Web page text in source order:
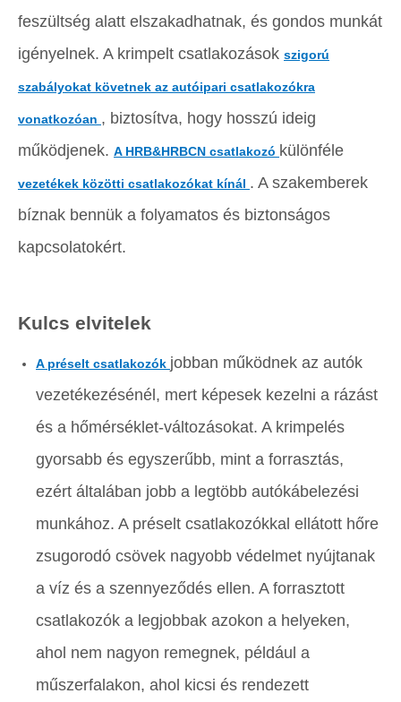
feszültség alatt elszakadhatnak, és gondos munkát
igényelnek. A krimpelt csatlakozások szigorú
szabályokat követnek az autóipari csatlakozókra
vonatkozóan , biztosítva, hogy hosszú ideig
működjenek. A HRB&HRBCN csatlakozó különféle
vezetékek közötti csatlakozókat kínál . A szakemberek
bíznak bennük a folyamatos és biztonságos
kapcsolatokért.
Kulcs elvitelek
A préselt csatlakozók jobban működnek az autók
vezetékezésénél, mert képesek kezelni a rázást
és a hőmérséklet-változásokat. A krimpelés
gyorsabb és egyszerűbb, mint a forrasztás,
ezért általában jobb a legtöbb autókábelezési
munkához. A préselt csatlakozókkal ellátott hőre
zsugorodó csövek nagyobb védelmet nyújtanak
a víz és a szennyeződés ellen. A forrasztott
csatlakozók a legjobbak azokon a helyeken,
ahol nem nagyon remegnek, például a
műszerfalakon, ahol kicsi és rendezett